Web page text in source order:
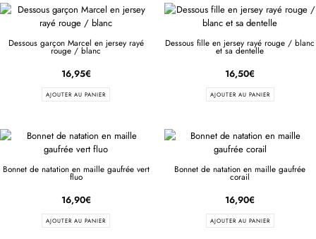
Dessous garçon Marcel en jersey rayé
rouge / blanc
16,95€
AJOUTER AU PANIER
Dessous fille en jersey rayé rouge / blanc
et sa dentelle
16,50€
AJOUTER AU PANIER
Bonnet de natation en maille gaufrée vert
fluo
16,90€
AJOUTER AU PANIER
Bonnet de natation en maille gaufrée
corail
16,90€
AJOUTER AU PANIER